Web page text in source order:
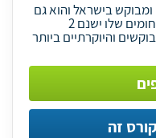
בישראל והוא גם
מאוד מגוון בתחומיו , אך מבין כל התחומים שלו ישנם 2
והיוקרתיים ביותר
זה